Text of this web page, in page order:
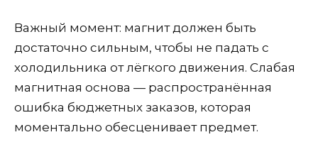
Важный момент: магнит должен быть
достаточно сильным, чтобы не падать с
холодильника от лёгкого движения. Слабая
магнитная основа — распространённая
ошибка бюджетных заказов, которая
моментально обесценивает предмет.